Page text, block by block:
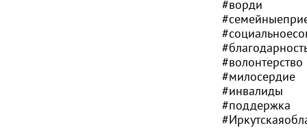
#ворди
#волонтерство
#милосердие
#инвалиды
#поддержка